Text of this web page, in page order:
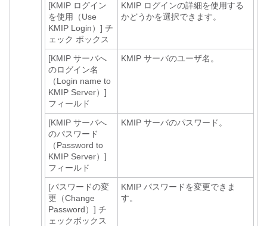
[KMIP ログイン
を使用（Use
KMIP Login）] チ
ェック ボックス
KMIP ログインの詳細を使用する
かどうかを選択できます。
[KMIP サーバへ
のログイン名
（Login name to
KMIP Server）]
フィールド
KMIP サーバのユーザ名。
[KMIP サーバへ
のパスワード
（Password to
KMIP Server）]
フィールド
KMIP サーバのパスワード。
[パスワードの変
更（Change
Password）] チ
ェックボックス
KMIP パスワードを変更できま
す。